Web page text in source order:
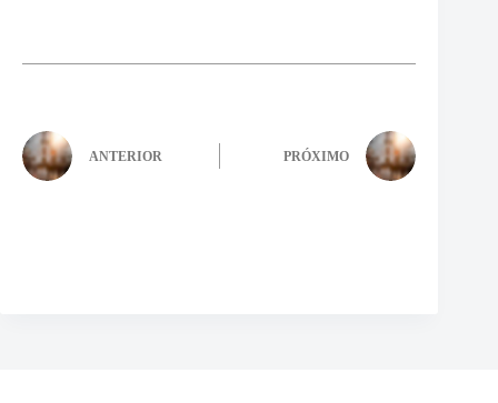
ANTERIOR PRÓXIMO